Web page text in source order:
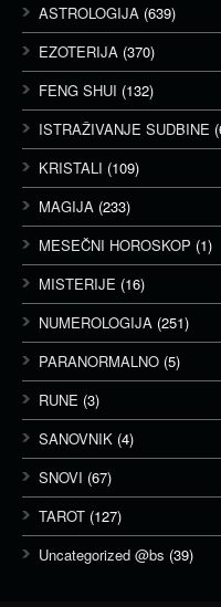
ASTROLOGIJA (639)
EZOTERIJA (370)
FENG SHUI (132)
ISTRAŽIVANJE SUDBINE
KRISTALI (109)
MAGIJA (233)
MESEČNI HOROSKOP (1)
MISTERIJE (16)
NUMEROLOGIJA (251)
PARANORMALNO (5)
RUNE (3)
SANOVNIK (4)
SNOVI (67)
TAROT (127)
Uncategorized @bs (39)